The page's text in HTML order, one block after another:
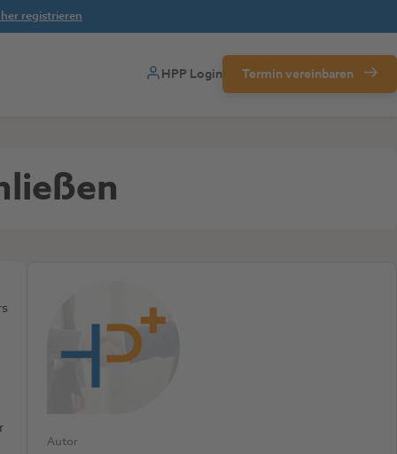
registrieren
HPP Login Termin vereinbaren
Autor